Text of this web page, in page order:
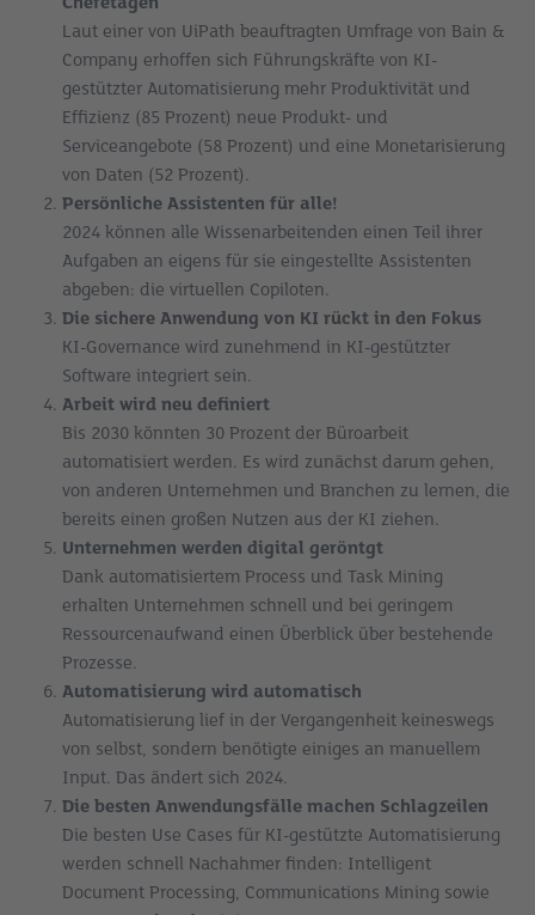
Laut einer von UiPath beauftragten Umfrage von Bain &
Company erhoffen sich Führungskräfte von KI-
gestützter Automatisierung mehr Produktivität und
Effizienz (85 Prozent) neue Produkt- und
Serviceangebote (58 Prozent) und eine Monetarisierung
von Daten (52 Prozent).
Persönliche Assistenten für alle!
2024 können alle Wissenarbeitenden einen Teil ihrer
Aufgaben an eigens für sie eingestellte Assistenten
abgeben: die virtuellen Copiloten.
Die sichere Anwendung von KI rückt in den Fokus
KI-Governance wird zunehmend in KI-gestützter
Software integriert sein.
Arbeit wird neu definiert
Bis 2030 könnten 30 Prozent der Büroarbeit
automatisiert werden. Es wird zunächst darum gehen,
von anderen Unternehmen und Branchen zu lernen, die
bereits einen großen Nutzen aus der KI ziehen.
Unternehmen werden digital geröntgt
Dank automatisiertem Process und Task Mining
erhalten Unternehmen schnell und bei geringem
Ressourcenaufwand einen Überblick über bestehende
Prozesse.
Automatisierung wird automatisch
Automatisierung lief in der Vergangenheit keineswegs
von selbst, sondern benötigte einiges an manuellem
Input. Das ändert sich 2024.
Die besten Anwendungsfälle machen Schlagzeilen
Die besten Use Cases für KI-gestützte Automatisierung
werden schnell Nachahmer finden: Intelligent
Document Processing, Communications Mining sowie